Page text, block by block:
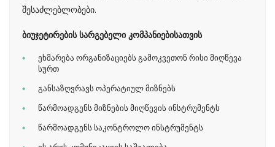
შესაძლებლობები.
ბიუჯეტირების სარგებელი კომპანიებისათვის
ეხმარება ორგანიზაციებს გამოკვეთონ რისი მიღწევა
სურთ
განსაზღვრავს ოპერატიულ მიზნებს
წარმოადგენს მიზნების მიღწევის ინსტრუმენტს
წარმოადგენს საკონტროლო ინსტრუმენტს